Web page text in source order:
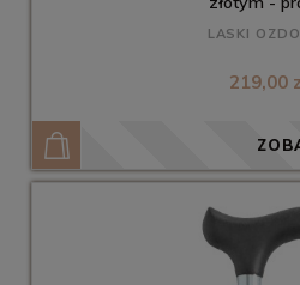
LASKI
219,00